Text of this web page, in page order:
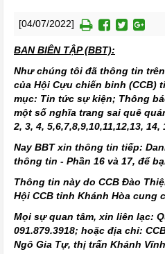
[04/07/2022]
BAN BIÊN TẬP (BBT):
Như chúng tôi đã thông tin
của Hội Cựu chiến binh (CCB)
mục: Tin tức sự kiện; Thông
một số nghĩa trang sai quê
2, 3, 4, 5,6,7,8,9,10,11,12,13, 14,
Nay BBT xin thông tin tiếp:
thông tin - Phần 16 và 17, để
Thông tin này do CCB Đào
Hội CCB tỉnh Khánh Hòa cung
Mọi sự quan tâm, xin liên lạc:
091.879.3918; hoặc địa chỉ:
Ngô Gia Tự, thị trấn Khánh